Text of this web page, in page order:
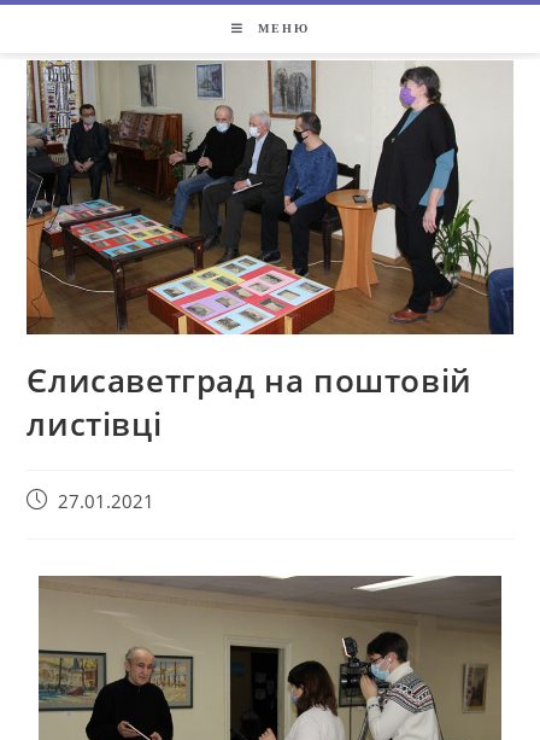
МЕНЮ
Єлисаветград на поштовій
листівці
27.01.2021